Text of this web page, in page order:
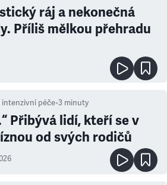
ráj a nekonečná
Příliš mělkou přehradu
péče•3 minuty
Přibývá lidí, kteří se v
od svých rodičů